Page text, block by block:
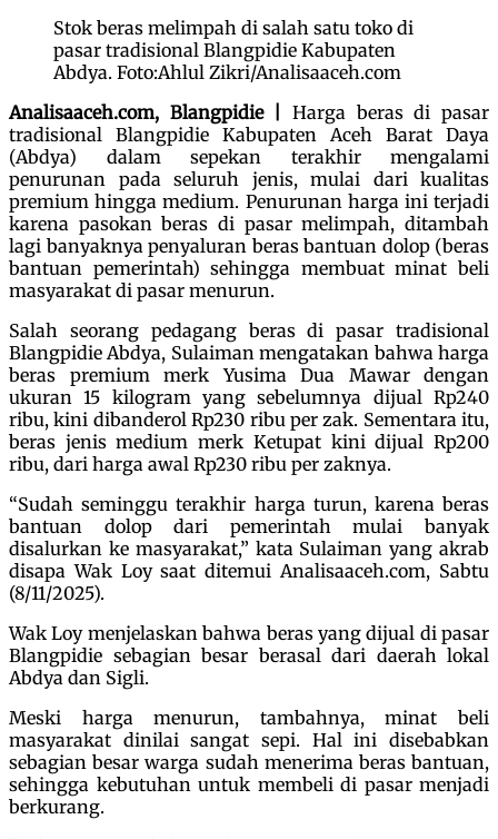
Stok beras melimpah di salah satu toko di
pasar tradisional Blangpidie Kabupaten
Abdya. Foto:Ahlul Zikri/Analisaaceh.com
Analisaaceh.com, Blangpidie |
Harga beras di pasar
tradisional Blangpidie Kabupaten Aceh Barat Daya
(Abdya) dalam sepekan terakhir mengalami
penurunan pada seluruh jenis, mulai dari kualitas
premium hingga medium. Penurunan harga ini terjadi
karena pasokan beras di pasar melimpah, ditambah
lagi banyaknya penyaluran beras bantuan dolop (beras
bantuan pemerintah) sehingga membuat minat beli
masyarakat di pasar menurun.
Salah seorang pedagang beras di pasar tradisional
Blangpidie Abdya, Sulaiman mengatakan bahwa harga
beras premium merk Yusima Dua Mawar dengan
ukuran 15 kilogram yang sebelumnya dijual Rp240
ribu, kini dibanderol Rp230 ribu per zak. Sementara itu,
beras jenis medium merk Ketupat kini dijual Rp200
ribu, dari harga awal Rp230 ribu per zaknya.
“Sudah seminggu terakhir harga turun, karena beras
bantuan dolop dari pemerintah mulai banyak
disalurkan ke masyarakat,” kata Sulaiman yang akrab
disapa Wak Loy saat ditemui Analisaaceh.com, Sabtu
(8/11/2025).
Wak Loy menjelaskan bahwa beras yang dijual di pasar
Blangpidie sebagian besar berasal dari daerah lokal
Abdya dan Sigli.
Meski harga menurun, tambahnya, minat beli
masyarakat dinilai sangat sepi. Hal ini disebabkan
sebagian besar warga sudah menerima beras bantuan,
sehingga kebutuhan untuk membeli di pasar menjadi
berkurang.